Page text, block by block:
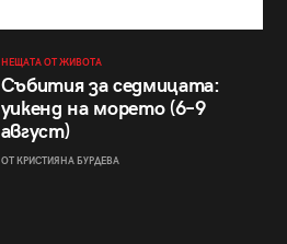
НЕЩАТА ОТ ЖИВОТА
Събития за седмицата:
уикенд на морето (6–9
август)
ОТ КРИСТИЯНА БУРДЕВА